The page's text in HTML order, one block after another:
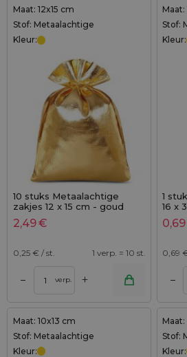
Maat: 12x15 cm
Stof: Metaalachtige
Kleur:
10 stuks Metaalachtige
zakjes 12 x 15 cm - goud
metallic
2,49€
0,25 € / st. 1 verp. = 10 st.
– verp. +
Maat:
Stof:
Kleur:
1
16 x
0,69
0,69
–
Maat: 10x13 cm
Stof: Metaalachtige
Kleur:
Stof:
Kleur: